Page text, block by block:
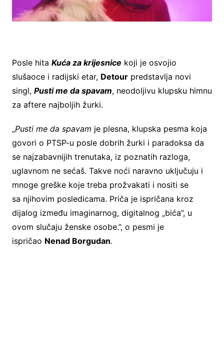
Posle hita Kuća za krijesnice koji je osvojio
slušaoce i radijski etar, Detourpredstavlja novi
singl, Pusti me da spavam, neodoljivu klupsku himnu
za aftere najboljih žurki.
„Pusti me da spavam je plesna, klupska pesma koja
govori o PTSP-u posle dobrih žurki i paradoksa da
se najzabavnijih trenutaka, iz poznatih razloga,
uglavnom ne sećaš. Takve noći naravno uključuju i
mnoge greške koje treba prožvakati i nositi se
sa njihovim posledicama. Priča je ispričana kroz
dijalog između imaginarnog, digitalnog „bića”, u
ovom slučaju ženske osobe.”, o pesmi je
ispričao Nenad Borgudan.